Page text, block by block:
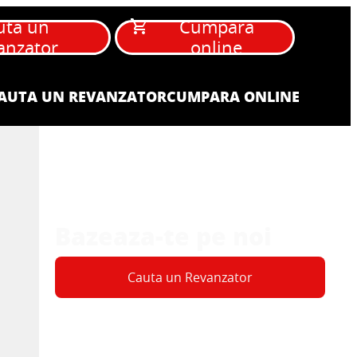
un
Cumpara
online
UN REVANZATORCUMPARA ONLINE
Cauta un Revanzator